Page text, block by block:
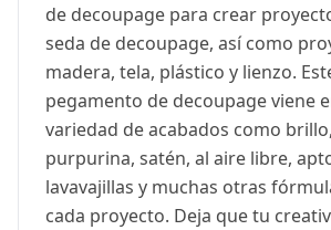
de decoupage para crear
seda de decoupage, así como
madera, tela, plástico y lienzo.
pegamento de decoupage viene
variedad de acabados como
purpurina, satén, al aire libre,
lavavajillas y muchas otras
cada proyecto. Deja que tu